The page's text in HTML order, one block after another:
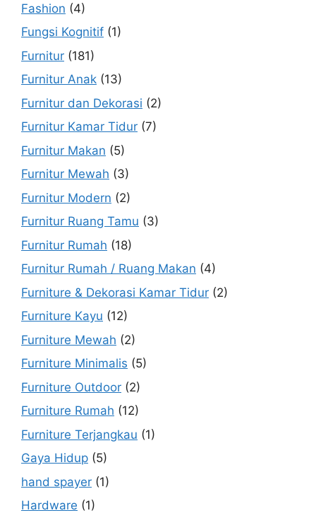
Fashion (4)
Fungsi Kognitif (1)
Furnitur (181)
Furnitur Anak (13)
Furnitur dan Dekorasi (2)
Furnitur Kamar Tidur (7)
Furnitur Makan (5)
Furnitur Mewah (3)
Furnitur Modern (2)
Furnitur Ruang Tamu (3)
Furnitur Rumah (18)
Furnitur Rumah / Ruang Makan (4)
Furniture & Dekorasi Kamar Tidur (2)
Furniture Kayu (12)
Furniture Mewah (2)
Furniture Minimalis (5)
Furniture Outdoor (2)
Furniture Rumah (12)
Furniture Terjangkau (1)
Gaya Hidup (5)
hand spayer (1)
Hardware (1)